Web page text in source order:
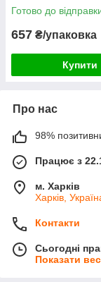
Готово до
657 ₴/упаковка
Купити
Про нас
98%
Працює з
м. Харків
Харків,
Контакти
Сьогодні
Показати